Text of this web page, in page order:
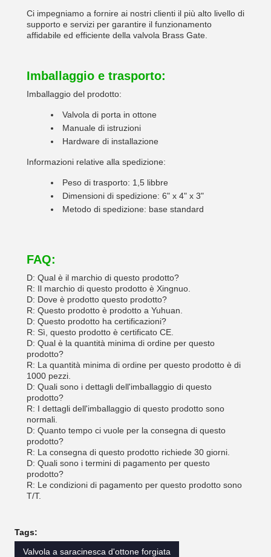
Ci impegniamo a fornire ai nostri clienti il più alto livello di
supporto e servizi per garantire il funzionamento
affidabile ed efficiente della valvola Brass Gate.
Imballaggio e trasporto:
Imballaggio del prodotto:
Valvola di porta in ottone
Manuale di istruzioni
Hardware di installazione
Informazioni relative alla spedizione:
Peso di trasporto: 1,5 libbre
Dimensioni di spedizione: 6" x 4" x 3"
Metodo di spedizione: base standard
FAQ:
D: Qual è il marchio di questo prodotto?
R: Il marchio di questo prodotto è Xingnuo.
D: Dove è prodotto questo prodotto?
R: Questo prodotto è prodotto a Yuhuan.
D: Questo prodotto ha certificazioni?
R: Sì, questo prodotto è certificato CE.
D: Qual è la quantità minima di ordine per questo
prodotto?
R: La quantità minima di ordine per questo prodotto è di
1000 pezzi.
D: Quali sono i dettagli dell'imballaggio di questo
prodotto?
R: I dettagli dell'imballaggio di questo prodotto sono
normali.
D: Quanto tempo ci vuole per la consegna di questo
prodotto?
R: La consegna di questo prodotto richiede 30 giorni.
D: Quali sono i termini di pagamento per questo
prodotto?
R: Le condizioni di pagamento per questo prodotto sono
T/T.
Tags:
Valvola a saracinesca d'ottone forgiata